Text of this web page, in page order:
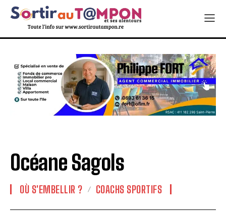
Océane Sagols
OÙ S'EMBELLIR ? COACHS SPORTIFS